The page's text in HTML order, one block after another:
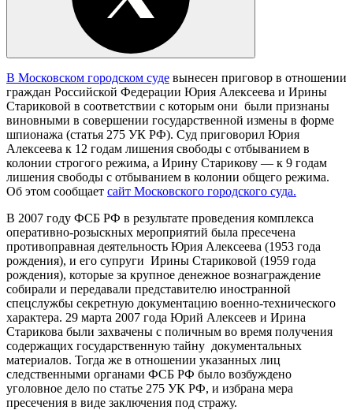
В Московском городском суде вынесен приговор в отношении
граждан Российской Федерации Юрия Алексеева и Ирины
Стариковой в соответствии с которым они были признаны
виновными в совершении государственной измены в форме
шпионажа (статья 275 УК РФ). Суд приговорил Юрия
Алексеева к 12 годам лишения свободы с отбыванием в
колонии строгого режима, а Ирину Старикову — к 9 годам
лишения свободы с отбыванием в колонии общего режима.
Об этом сообщает сайт Московского городского суда.
В 2007 году ФСБ РФ в результате проведения комплекса
оперативно-розыскных мероприятий была пресечена
противоправная деятельность Юрия Алексеева (1953 года
рождения), и его супруги Ирины Стариковой (1959 года
рождения), которые за крупное денежное вознаграждение
собирали и передавали представителю иностранной
спецслужбы секретную документацию военно-технического
характера. 29 марта 2007 года Юрий Алексеев и Ирина
Старикова были захвачены с поличным во время получения
содержащих государственную тайну документальных
материалов. Тогда же в отношении указанных лиц
следственными органами ФСБ РФ было возбуждено
уголовное дело по статье 275 УК РФ, и избрана мера
пресечения в виде заключения под стражу.